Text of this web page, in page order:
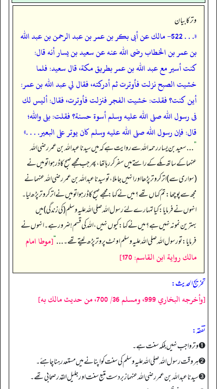
وتر کا بیان
«. . . 522- مالك عن أبى بكر بن عمر بن عبد الرحمن بن عبد الله
بن عمر بن الخطاب رضى الله عنه عن سعيد بن يسار أنه قال:
كنت أسير مع عبد الله بن عمر بطريق مكة، قال سعيد: فلما
خشيت الصبح نزلت فأوترت ثم أدركته، فقال لي عبد الله بن عمر:
أين كنت؟ فقلت: خشيت الفجر فنزلت فأوترت، فقال: أليس لك
فى رسول الله صلى الله عليه وسلم أسوة حسنة؟ فقلت: بلى والله؛
قال: فإن رسول الله صلى الله عليه وسلم كان يوتر على البعير. . . .»
”. . . سعید بن یسار رحمہ اللہ سے روایت ہے کہ میں سیدنا عبداللہ بن عمر رضی اللہ
عنہما کے ساتھ مکے کے راستے میں سفر کر رہا تھا، پھر جب مجھے صبح کا ڈر ہوا تو میں نے
(سواری سے) اتر کر وتر پڑھا اور انہیں جا ملا، تو سیدنا عبداللہ بن عمر رضی اللہ عنہما نے
مجھ سے پوچھا: تم کہاں تھے؟ میں نے کہا: مجھے صبح کا ڈر ہوا تو میں نے اتر کر وتر پڑھ لیا۔
انہوں نے فرمایا: کیا تمہارے لئے رسول اللہ صلی اللہ علیہ وسلم (کی زندگی) میں
بہترین نمونہ نہیں ہے؟ میں نے کہا: کیوں نہیں، اللہ کی قسم! ضرور ہے۔ انہوں نے
فرمایا: تو رسول اللہ صلی اللہ علیہ وسلم اونٹ پر وتر پڑھ لیتے تھے۔ . . .“[موطا امام
مالك رواية ابن القاسم: 170]
تخریج الحدیث:
[وأخرجه البخاري 999، ومسلم 36/ 700، من حديث مالك به]
تفقه:
➊ وتر واجب نہیں بلکہ سنت ہے۔
➋ ہر وقت رسول اللہ صلی اللہ علیہ وسلم کی سنت کو اپنانے میں مستعد رہنا چاہئے۔
➌ سیدنا عبداللہ بن عمر رضی اللہ عنہما زبردست متبع سنت اور جلیل القدر صحابی تھے۔